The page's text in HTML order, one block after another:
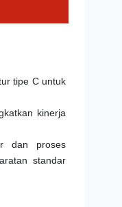
tipe C untuk
kinerja
dan proses
standar